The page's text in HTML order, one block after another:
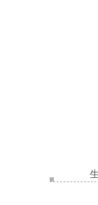
4、报考高
(2)报考护
(3)报考医